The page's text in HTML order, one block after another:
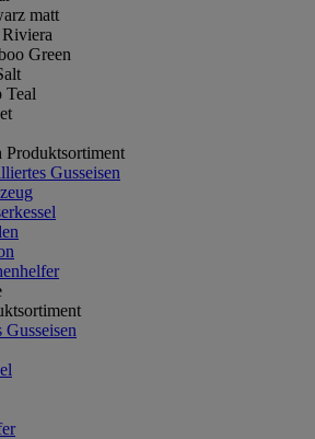
matt
Green
Teal
Produktsortiment
Gusseisen